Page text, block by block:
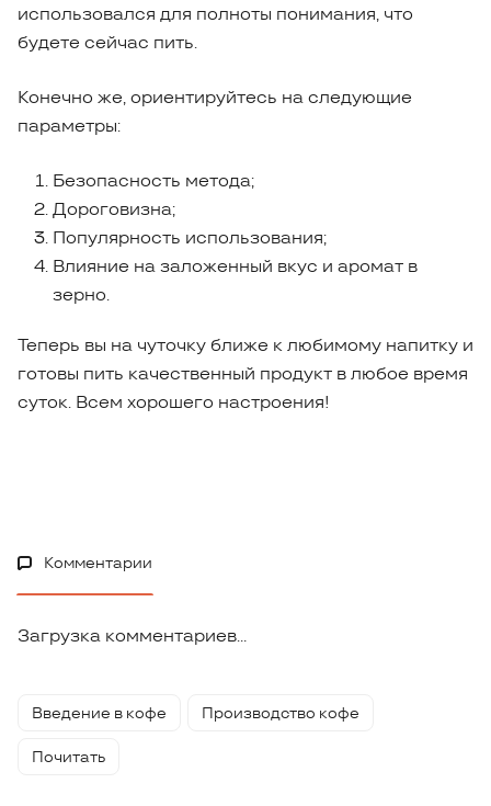
использовался для полноты понимания, что
будете сейчас пить.
Конечно же, ориентируйтесь на следующие
параметры:
Безопасность метода;
Дороговизна;
Популярность использования;
Влияние на заложенный вкус и аромат в
зерно.
Теперь вы на чуточку ближе к любимому напитку и
готовы пить качественный продукт в любое время
суток. Всем хорошего настроения!
Комментарии
Загрузка комментариев...
Введение в кофе
Производство кофе
Почитать